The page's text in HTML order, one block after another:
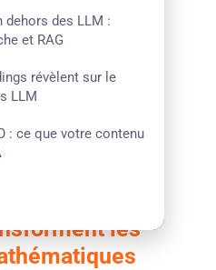
dehors des LLM :
et RAG
révèlent sur le
LLM
: ce que votre contenu
: comment
les